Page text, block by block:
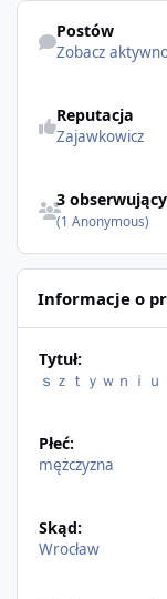
Postów
Zobacz
Reputacja
Zajawkowicz
3
(1 Anonymous)
Informacje o
Tytuł:
ｓｚｔｙｗｎｉｕ
Płeć:
mężczyzna
Skąd:
Wrocław